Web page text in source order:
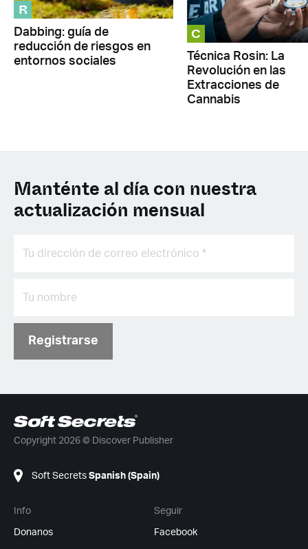
R
Dabbing: guía de
reducción de riesgos en
entornos sociales
C
Técnica Rosin: La
Revolución en las
Extracciones de
Cannabis
Manténte al día con nuestra
actualización mensual
Registrarse
Copyright 2026 © Discover Publisher
Soft Secrets Spanish (Spain)
Info
Donanos
Seguir
Facebook